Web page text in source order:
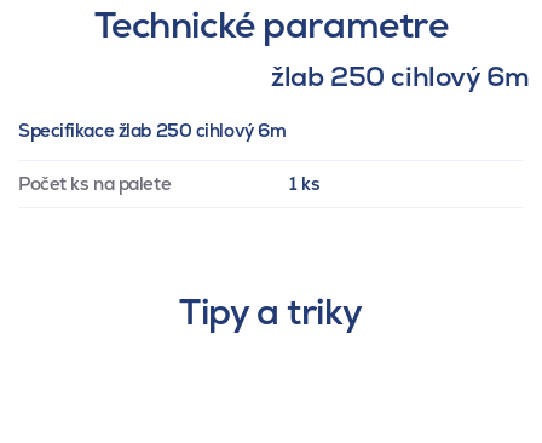
Technické parametre
žlab 250 cihlový 6m
Specifikace žlab 250 cihlový 6m
Počet ks na palete 1 ks
Tipy a triky